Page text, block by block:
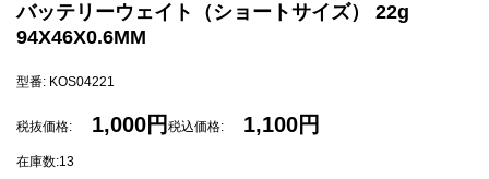
バッテリーウェイト（ショートサイズ） 22g
94X46X0.6MM
型番: KOS04221
税抜価格: 1,000円 税込価格: 1,100円
在庫数:13